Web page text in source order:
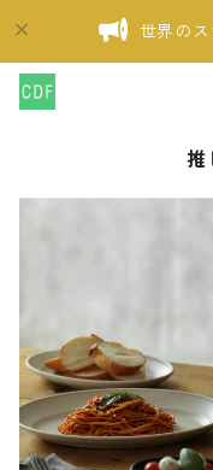
世界の
推